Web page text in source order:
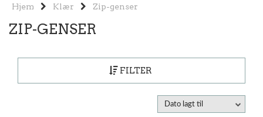
Hjem Klær Zip-genser
ZIP-GENSER
FILTER
Dato lagt til